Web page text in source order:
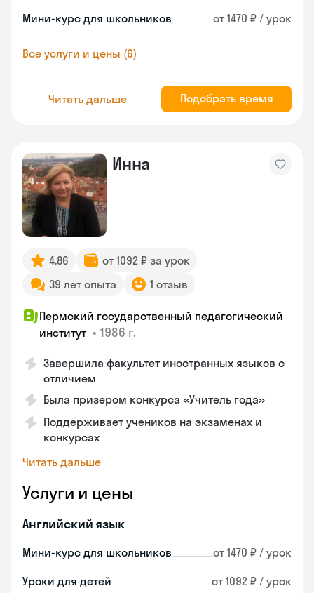
Мини-курс для школьников от 1470 ₽ / урок
Все услуги и цены (6)
Читать дальше Подобрать время
Инна
4.86
от 1092 ₽ за урок
39 лет опыта
1 отзыв
Пермский государственный педагогический
институт • 1986 г.
Завершила факультет иностранных языков с
отличием
Была призером конкурса «Учитель года»
Поддерживает учеников на экзаменах и
конкурсах
Читать дальше
Услуги и цены
Английский язык
Мини-курс для школьников от 1470 ₽ / урок
Уроки для детей от 1092 ₽ / урок